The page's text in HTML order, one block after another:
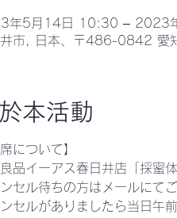
年5月14日 10:30 – 2023
市, 日本、〒486-0842 愛
本活動
席について】
品イーアス春日井店「採蜜
セル待ちの方はメールにて
セルがありましたら当日午